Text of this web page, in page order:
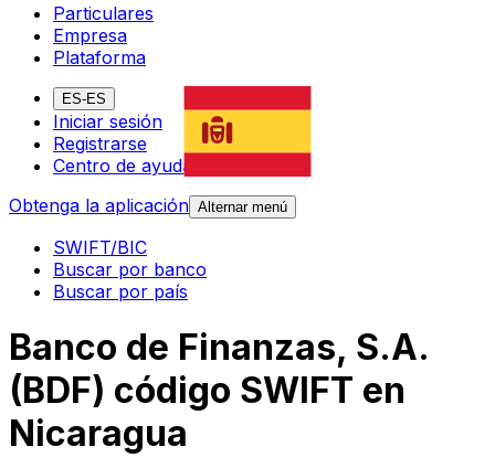
Particulares
Empresa
Plataforma
ES-ES
Iniciar sesión
Registrarse
Centro de ayuda
Obtenga la aplicación Alternar menú
SWIFT/BIC
Buscar por banco
Buscar por país
Banco de Finanzas, S.A.
(BDF) código SWIFT en
Nicaragua